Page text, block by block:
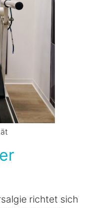
richtet sich